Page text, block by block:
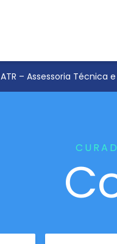
ATR – Assessoria Técnica